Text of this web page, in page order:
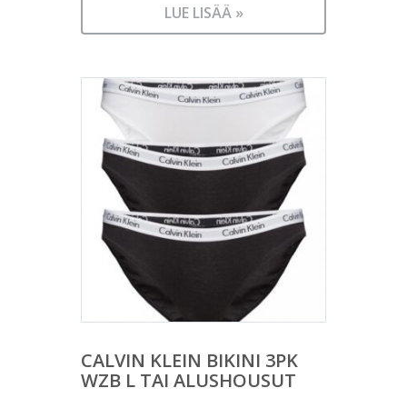
LUE LISÄÄ »
CALVIN KLEIN BIKINI 3PK
WZB L TAI ALUSHOUSUT